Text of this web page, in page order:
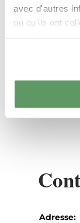
avec d'autres
ou qu'ils ont
Planifier
Adresse: